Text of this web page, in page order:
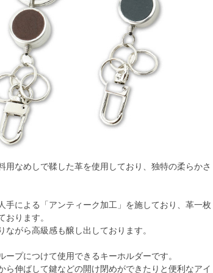
用なめしで鞣した革を使用しており、独特の柔らかさ
手による「アンティーク加工」を施しており、革一枚
ります。
がら高級感も醸し出しております。
プにつけて使用できるキーホルダーです。
ら伸ばして鍵などの開け閉めができたりと便利なアイ